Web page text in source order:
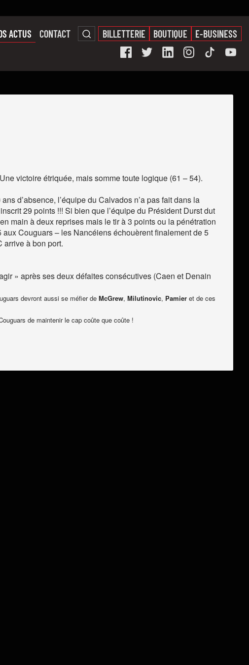
ACTUS CONTACT BILLETTERIE BOUTIQUE E-BUSINESS
victoire étriquée, mais somme toute logique (61 – 54).
d’absence, l’équipe du Calvados n’a pas fait dans la
29 points !!! Si bien que l’équipe du Président Durst dut
main à deux reprises mais le tir à 3 points ou la pénétration
Couguars – les Nancéiens échouèrent finalement de 5
arrive à bon port.
» après ses deux défaites consécutives (Caen et Denain
devront aussi se méfier de McGrew, Milutinovic, Pamier et de ces
de maintenir le cap coûte que coûte !